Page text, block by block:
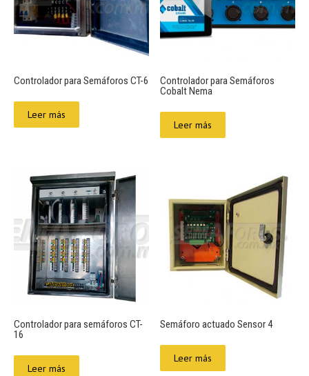
Controlador para Semáforos CT-6
Leer más
Controlador para Semáforos
Cobalt Nema
Leer más
Controlador para semáforos CT-
16
Leer más
Semáforo actuado Sensor 4
Leer más